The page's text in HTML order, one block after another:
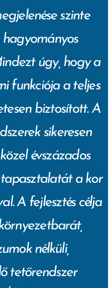
szinte
úgy, hogy a
funkciója a teljes
biztosított. A
sikeresen
évszázados
a kor
A fejlesztés célja
nélküli,
tetőrendszer